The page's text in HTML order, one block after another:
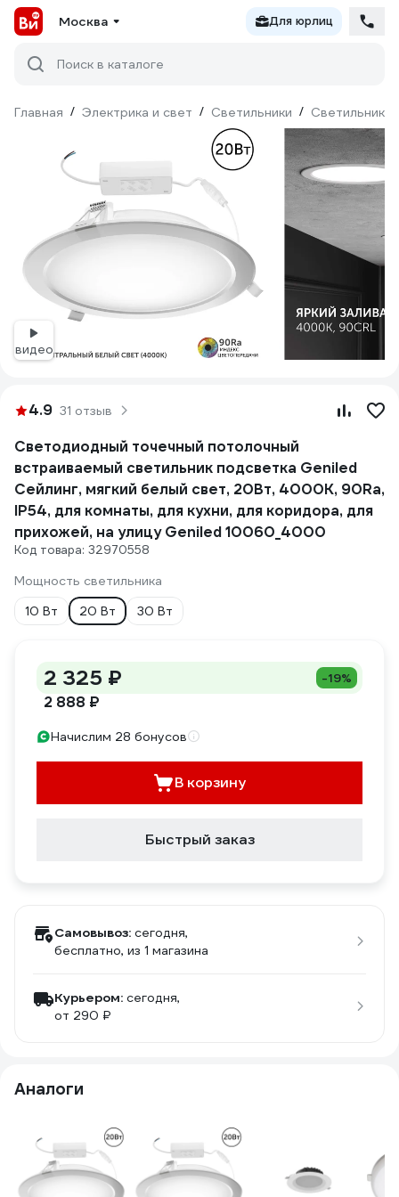
Москва Для юрлиц
Поиск в каталоге
Главная / Электрика и свет / Светильники / Светильники
видео
4.9 31 отзыв
Светодиодный точечный потолочный
встраиваемый светильник подсветка Geniled
Сейлинг, мягкий белый свет, 20Вт, 4000K, 90Ra,
IP54, для комнаты, для кухни, для коридора, для
прихожей, на улицу Geniled 10060_4000
Код товара: 32970558
Мощность светильника
10 Вт
20 Вт 30 Вт
2 325 ₽ -19%
2 888 ₽
Начислим 28 бонусов
В корзину
Быстрый заказ
Самовывоз: сегодня,
бесплатно, из 1 магазина
Курьером: сегодня,
от 290 ₽
Аналоги